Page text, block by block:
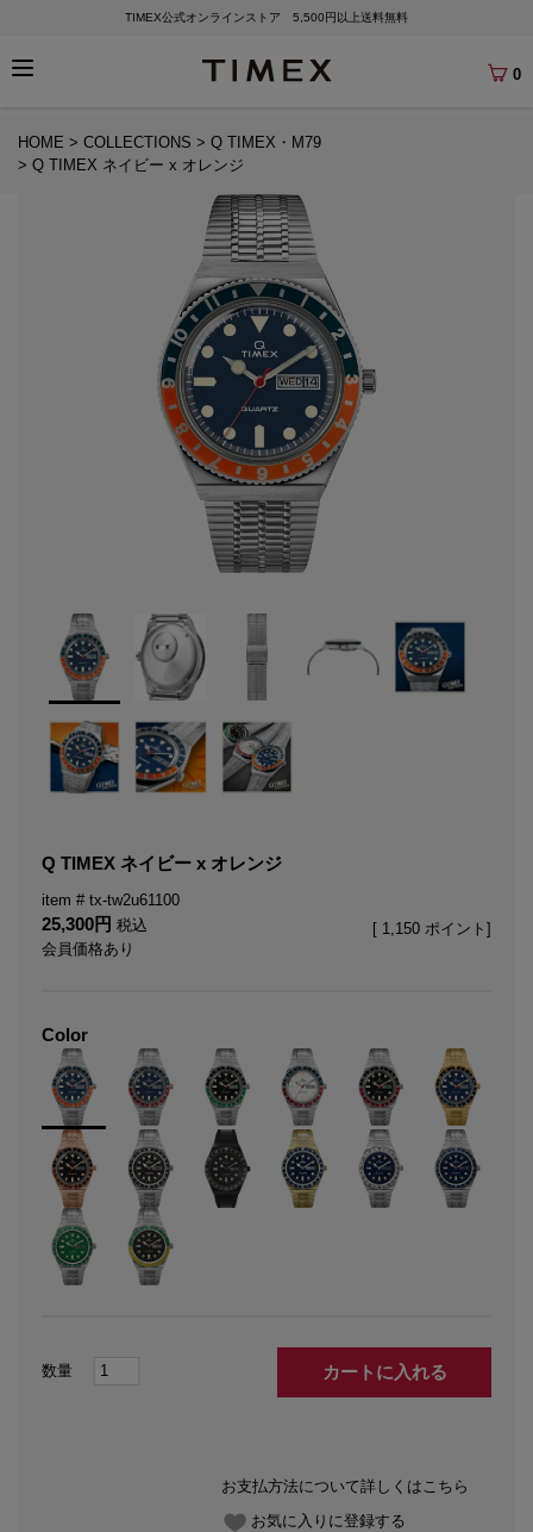
TIMEX公式オンラインストア 5,500円以上送料無料
0
HOME COLLECTIONS
Q TIMEX・M79
Q TIMEX ネイビー x オレンジ
Q TIMEX ネイビー x オレンジ
tx-tw2u61100
25,300
税込
会員価格あり
[ 1,150 ポイント]
Color
カートに入れる
お支払方法について詳しくはこちら
お気に入りに登録する